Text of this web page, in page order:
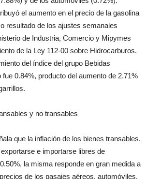
el aumento en el precio de la gasolina
resultado de los ajustes semanales
de Industria, Comercio y Mipymes
de la Ley 112-00 sobre Hidrocarburos.
del índice del grupo Bebidas
0.84%, producto del aumento de 2.71%
y no transables
que la inflación de los bienes transables,
e importarse libres de
la misma responde en gran medida a
de los pasajes aéreos, automóviles,